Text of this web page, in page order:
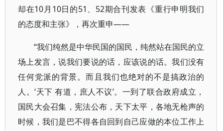
却在10月10日的51、52期合刊发表《重行申明我们
的态度和主张》，再次重申——
“我们纯然是中华民国的国民，纯然站在国民的立
场上发言，说我们要说的话，应该说的话。我们没有
任何党派的背景。而且我们也绝对的不是搞政治的
人。‘天下 有道，庶人不议’。一到了联合政府成立，
国民大会召集，宪法公布，天下太平，各地无枪声的
时候，我们是巴不得各自回到自己应做的本位工作上